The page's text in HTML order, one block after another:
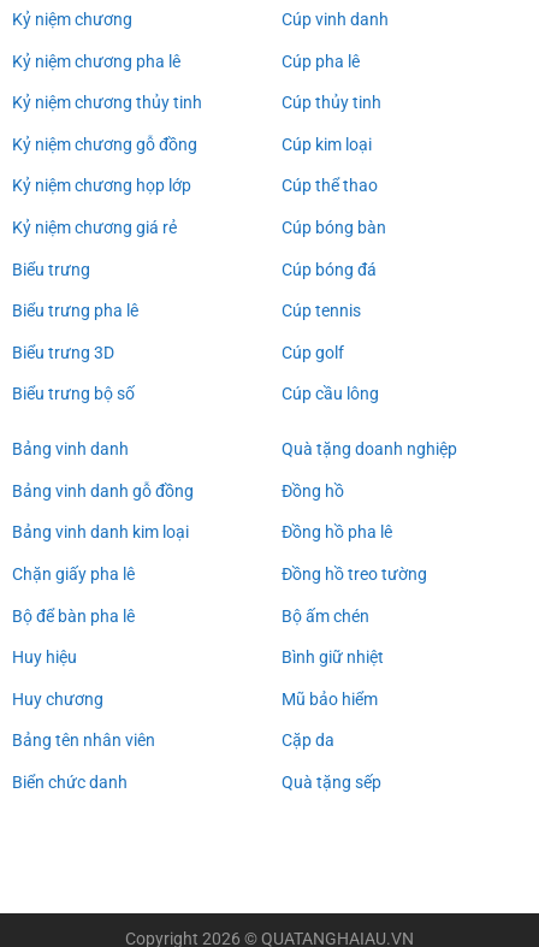
Kỷ niệm chương
Kỷ niệm chương pha lê
Kỷ niệm chương thủy tinh
Kỷ niệm chương gỗ đồng
Kỷ niệm chương họp lớp
Kỷ niệm chương giá rẻ
Biểu trưng
Biểu trưng pha lê
Biểu trưng 3D
Biểu trưng bộ số
Cúp vinh danh
Cúp pha lê
Cúp thủy tinh
Cúp kim loại
Cúp thể thao
Cúp bóng bàn
Cúp bóng đá
Cúp tennis
Cúp golf
Cúp cầu lông
Bảng vinh danh
Bảng vinh danh gỗ đồng
Bảng vinh danh kim loại
Chặn giấy pha lê
Bộ để bàn pha lê
Huy hiệu
Huy chương
Bảng tên nhân viên
Biển chức danh
Quà tặng doanh nghiệp
Đồng hồ
Đồng hồ pha lê
Đồng hồ treo tường
Bộ ấm chén
Bình giữ nhiệt
Mũ bảo hiểm
Cặp da
Quà tặng sếp
Copyright 2026 ©QUATANGHAIAU.VN